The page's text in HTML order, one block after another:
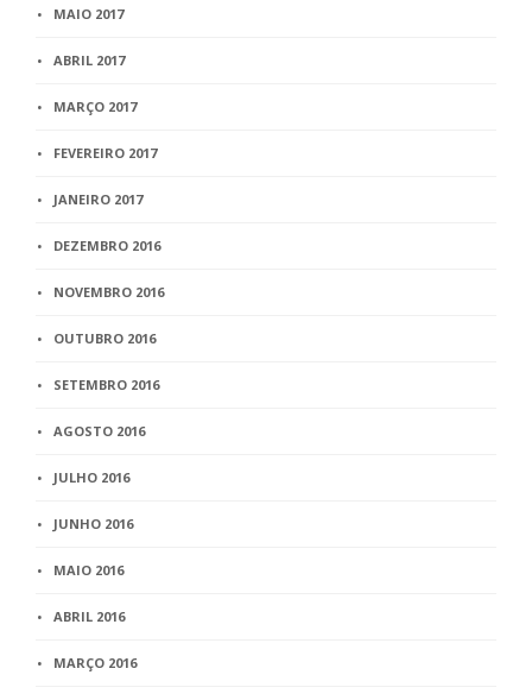
MAIO 2017
ABRIL 2017
MARÇO 2017
FEVEREIRO 2017
JANEIRO 2017
DEZEMBRO 2016
NOVEMBRO 2016
OUTUBRO 2016
SETEMBRO 2016
AGOSTO 2016
JULHO 2016
JUNHO 2016
MAIO 2016
ABRIL 2016
MARÇO 2016